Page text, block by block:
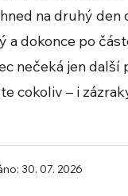
na druhý
a dokonce po
nečeká jen
cokoliv – i
30. 07. 2026